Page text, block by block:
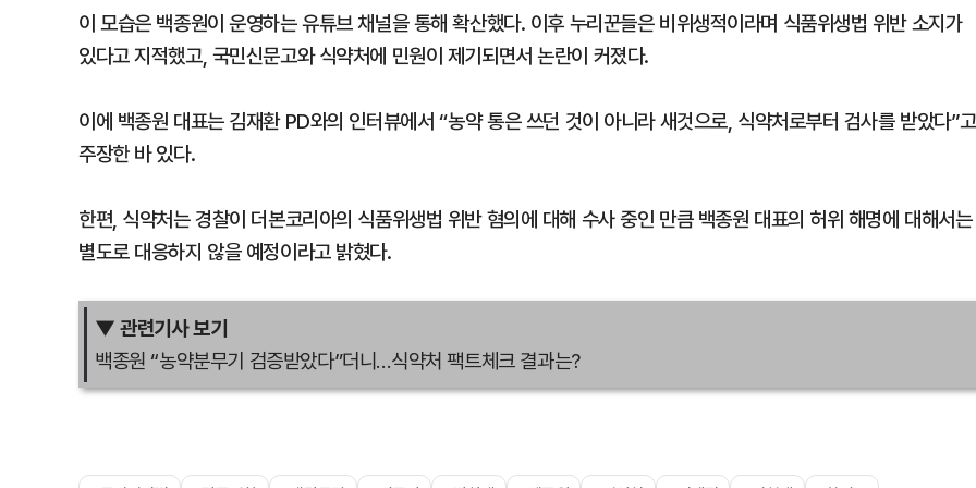
이 모습은 백종원이 운영하는 유튜브 채널을 통해 확산했다. 이후 누리꾼들은 비위생적이라며 식품위생법 위반 소지가
있다고 지적했고, 국민신문고와 식약처에 민원이 제기되면서 논란이 커졌다.
이에 백종원 대표는 김재환 PD와의 인터뷰에서 “농약 통은 쓰던 것이 아니라 새것으로, 식약처로부터 검사를 받았다”
주장한 바 있다.
한편, 식약처는 경찰이 더본코리아의 식품위생법 위반 혐의에 대해 수사 중인 만큼 백종원 대표의 허위 해명에 대해서는
별도로 대응하지 않을 예정이라고 밝혔다.
▼ 관련기사 보기
백종원 “농약분무기 검증받았다”더니…식약처 팩트체크 결과는?